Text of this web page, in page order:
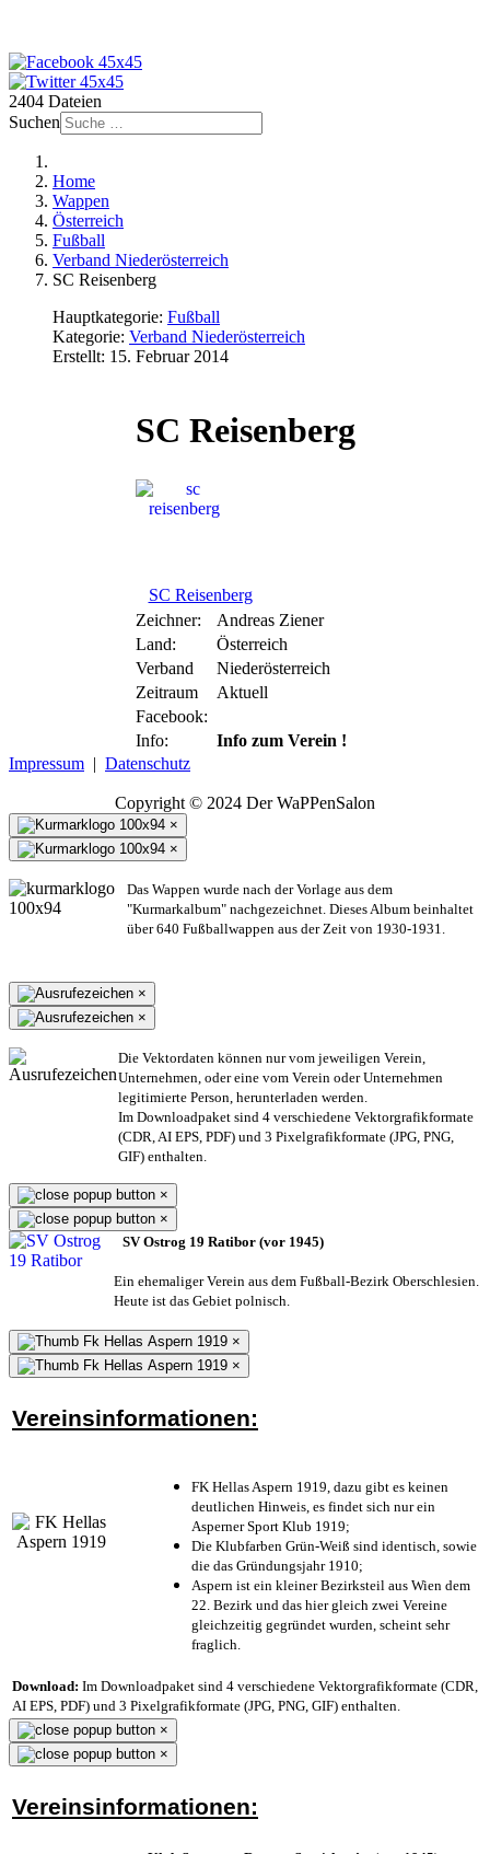
2404 Dateien
Suchen
Home
Wappen
Österreich
Fußball
Verband Niederösterreich
SC Reisenberg
Hauptkategorie: Fußball
Kategorie: Verband Niederösterreich
Erstellt: 15. Februar 2014
SC Reisenberg
SC Reisenberg
Zeichner:
Andreas Ziener
Land:
Österreich
Verband
Niederösterreich
Zeitraum
Aktuell
Facebook:
Info:
Info zum Verein !
Impressum | Datenschutz
Copyright © 2024 Der WaPPenSalon
×
×
Das Wappen wurde nach der Vorlage aus dem
"Kurmarkalbum" nachgezeichnet. Dieses Album beinhaltet
über 640 Fußballwappen aus der Zeit von 1930-1931.
×
×
Die Vektordaten können nur vom jeweiligen Verein,
Unternehmen, oder eine vom Verein oder Unternehmen
legitimierte Person, herunterladen werden.
Im Downloadpaket sind 4 verschiedene Vektorgrafikformate
(CDR, AI EPS, PDF) und 3 Pixelgrafikformate (JPG, PNG,
GIF) enthalten.
×
×
SV Ostrog 19 Ratibor (vor 1945)
Ein ehemaliger Verein aus dem Fußball-Bezirk Oberschlesien.
Heute ist das Gebiet polnisch.
×
×
Vereinsinformationen:
FK Hellas Aspern 1919, dazu gibt es keinen
deutlichen Hinweis, es findet sich nur ein
Asperner Sport Klub 1919;
Die Klubfarben Grün-Weiß sind identisch, sowie
die das Gründungsjahr 1910;
Aspern ist ein kleiner Bezirksteil aus Wien dem
22. Bezirk und das hier gleich zwei Vereine
gleichzeitig gegründet wurden, scheint sehr
fraglich.
Download: Im Downloadpaket sind 4 verschiedene Vektorgrafikformate (CDR,
AI EPS, PDF) und 3 Pixelgrafikformate (JPG, PNG, GIF) enthalten.
×
×
Vereinsinformationen: